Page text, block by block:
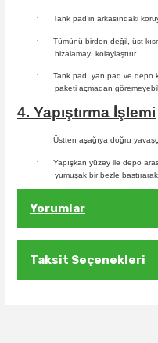
· Tank pad’in arkasındaki
·
Tümünü birden değil, üst
hizalamayı kolaylaştırır.
·
Tank pad, yan pad ve depo
paketi açmadan
4. Yapıştırma İşlemi
· Üstten aşağıya doğru
·
Yapışkan yüzey ile depo
yumuşak bir bezle bastırarak
Yorumlar
Taksit Seçenekleri